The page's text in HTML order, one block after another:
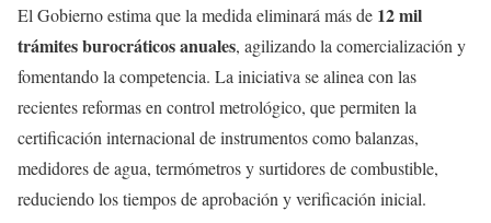
El Gobierno estima que la medida eliminará más de 12 mil
trámites burocráticos anuales, agilizando la comercialización y
fomentando la competencia. La iniciativa se alinea con las
recientes reformas en control metrológico, que permiten la
certificación internacional de instrumentos como balanzas,
medidores de agua, termómetros y surtidores de combustible,
reduciendo los tiempos de aprobación y verificación inicial.